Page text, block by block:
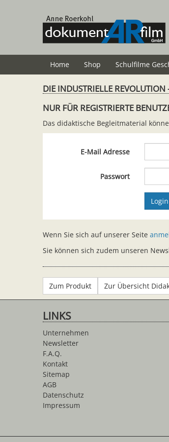
Home Shop Schulfilme
DIE INDUSTRIELLE
NUR FÜR REGISTRIERTE
Das didaktische Begleitmaterial
E-Mail Adresse
Passwort
Login
Wenn Sie sich auf unserer Seite
Sie können sich zudem unseren
Zum Produkt Zur Übersicht
LINKS
Unternehmen
Newsletter
F.A.Q.
Kontakt
Sitemap
AGB
Datenschutz
Impressum